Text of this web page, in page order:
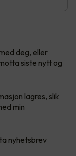
deg, eller
siste nytt og
lagres, slik
min
nyhetsbrev